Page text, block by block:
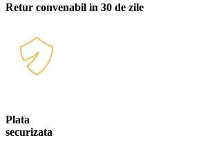
Retur convenabil in 30 de zile
Plata
securizata